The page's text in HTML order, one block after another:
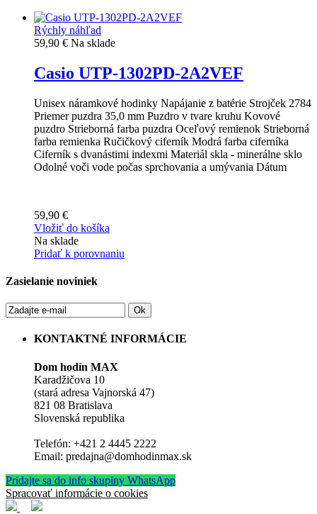
Rýchly náhľad
59,90 € Na sklade
Casio UTP-1302PD-2A2VEF
Unisex náramkové hodinky Napájanie z batérie Strojček 2784
Priemer puzdra 35,0 mm Puzdro v tvare kruhu Kovové
puzdro Strieborná farba puzdra Oceľový remienok Strieborná
farba remienka Ručičkový ciferník Modrá farba ciferníka
Ciferník s dvanástimi indexmi Materiál skla - minerálne sklo
Odolné voči vode počas sprchovania a umývania Dátum
59,90 €
Vložiť do košíka
Na sklade
Pridať k porovnaniu
Zasielanie noviniek
Ok
KONTAKTNÉ INFORMÁCIE
Dom hodín MAX
Karadžičova 10
(stará adresa Vajnorská 47)
821 08 Bratislava
Slovenská republika
Telefón: +421 2 4445 2222
Email: predajna@domhodinmax.sk
Pridajte sa do info skupiny WhatsApp
Spracovať informácie o cookies